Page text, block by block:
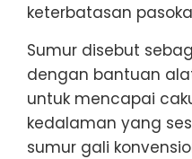
keterbatasan
Sumur disebut
dengan bantuan
untuk mencapai
kedalaman yang
sumur gali